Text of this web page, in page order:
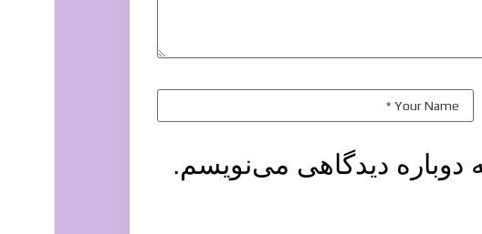
دوباره دیدگاهی می‌نویسم.